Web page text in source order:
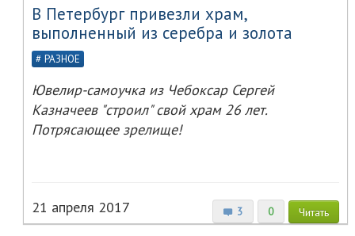
В Петербург привезли храм,
выполненный из серебра и золота
РАЗНОЕ
Ювелир-самоучка из Чебоксар Сергей
Казначеев "строил" свой храм 26 лет.
Потрясающее зрелище!
3 0 Читать
21 апреля 2017